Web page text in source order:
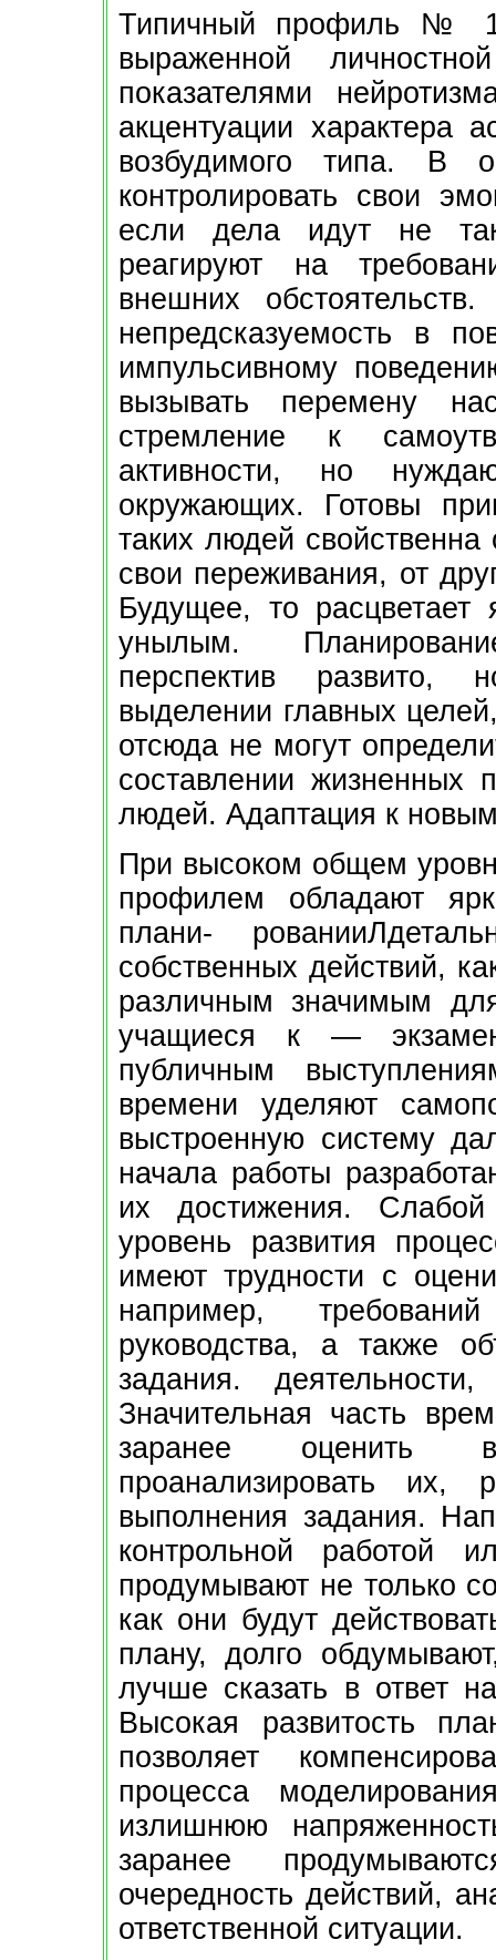
Типичный профиль №
выраженной
показателями
акцентуации характера
возбудимого типа. В
контролировать свои
если дела идут не
реагируют на
внешних
непредсказуемость в
импульсивному
вызывать перемену
стремление к
активности, но
окружающих. Готовы
таких людей
свои переживания, от
Будущее, то расцветает
унылым.
перспектив развито,
выделении главных
отсюда не могут
составлении жизненных
людей. Адаптация к
При высоком общем
профилем обладают
плани-
собственных действий,
различным значимым
учащиеся к —
публичным
времени уделяют
выстроенную систему
начала работы
их достижения. Слабой
уровень развития
имеют трудности с
например,
руководства, а также
задания.
Значительная часть
заранее оценить
проанализировать их,
выполнения задания.
контрольной работой
продумывают не только
как они будут
плану, долго
лучше сказать в ответ
Высокая развитость
позволяет
процесса
излишнюю
заранее
очередность действий,
ответственной ситуации.